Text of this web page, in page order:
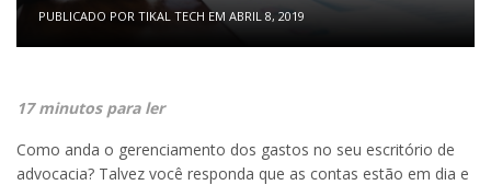
PUBLICADO POR TIKAL TECH EM ABRIL 8, 2019
17 minutos para ler
Como anda o gerenciamento dos gastos no seu escritório de
advocacia? Talvez você responda que as contas estão em dia e